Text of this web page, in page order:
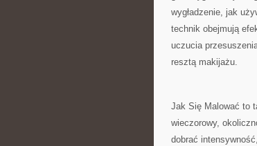
wygładzenie, jak
technik obejmują
uczucia
resztą makijażu.
Jak Się Malować to
wieczorowy,
dobrać